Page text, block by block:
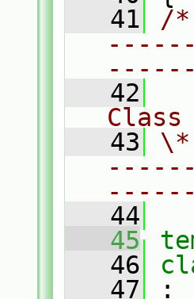
   41
/
   42
Class
   43
   44
   45
   46
   47
: